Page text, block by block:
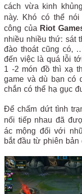
cách vừa kinh
này. Khó có thể
công của Riot
nhiều nhiều thứ: sát
đào thoát cũng có,
đến việc là quá lỗi
1 -2 món đồ thì xạ
game và dù bạn có
chắn có thể hạ gục
Để chấm dứt tình
nối tiếp nhau đã
ác mộng đối với
bắt đầu từ phiên bản